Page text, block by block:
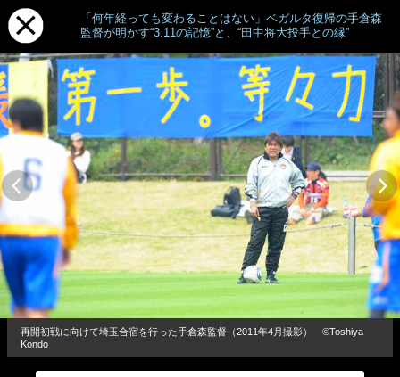
「何年経っても変わることはない」ベガルタ復帰の手倉森
監督が明かす“3.11の記憶”と、“田中将大投手との縁”
再開初戦に向けて埼玉合宿を行った手倉森監督（2011年4月撮影） ©Toshiya
Kondo